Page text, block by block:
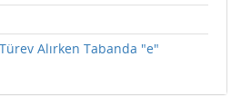
Alırken Tabanda "e"